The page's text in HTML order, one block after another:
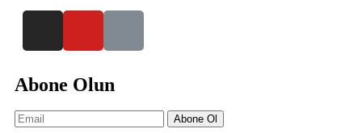
Abone Olun
Abone Ol